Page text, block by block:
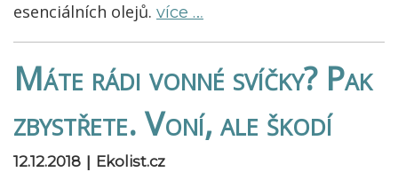
esenciálních olejů. více …
Máte rádi vonné svíčky? Pak
zbystřete. Voní, ale škodí
12.12.2018 | Ekolist.cz